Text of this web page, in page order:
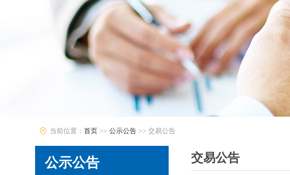
当前位置： 首页 >> 公示公告>> 交易公告
公示公告 交易公告